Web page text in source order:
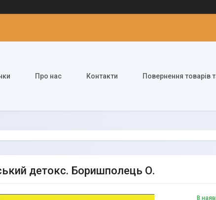
Про нас Контакти Повернення товарів
детокс. Боришполець О.
В